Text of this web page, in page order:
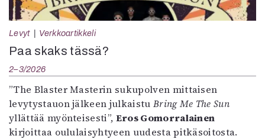
Levyt Verkkoartikkeli
Paa skaks tässä?
2–3/2026
”The Blaster Masterin sukupolven mittaisen
levytystauon jälkeen julkaistu Bring Me The Sun
yllättää myönteisesti”, Eros Gomorralainen
kirjoittaa oululaisyhtyeen uudesta pitkäsoitosta.